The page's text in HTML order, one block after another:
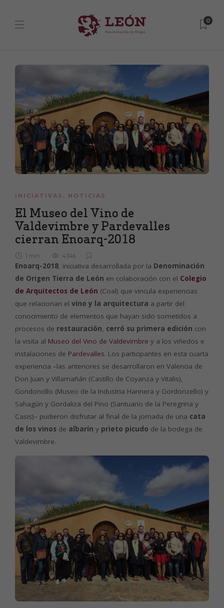
0
INICIATIVAS , NOTICIAS
El Museo del Vino de
Valdevimbre y Pardevalles
cierran Enoarq-2018
1 min 4346
Enoarq-2018, iniciativa desarrollada por la Denominación
de Origen Tierra de León en colaboración con el Colegio
de Arquitectos de León (Coal) que vincula experiencias
que relacionan el vino y la arquitectura a partir del
conocimiento de elementos que hayan sido sometidos a
procesos de restauración, cerró su primera edición con
la visita al Museo del Vino de Valdevimbre y a los viñedos e
instalaciones de Pardevalles. Los participantes en esta cuarta
experiencia –las anteriores se desarrollaron en Valencia de
Don Juan y Villamañán (Castillo de Coyanza y Vitalis),
Gondoncillo (Museo de la Industria Harinera y Gordonzello) y
Sahagún y Gordaliza del Pino (Santuario de la Peregrina y
Casis)– pudieron disfrutar al final de la jornada de una cata
de los vinos de albarín y prieto picudo de la bodega de
Valdevimbre.